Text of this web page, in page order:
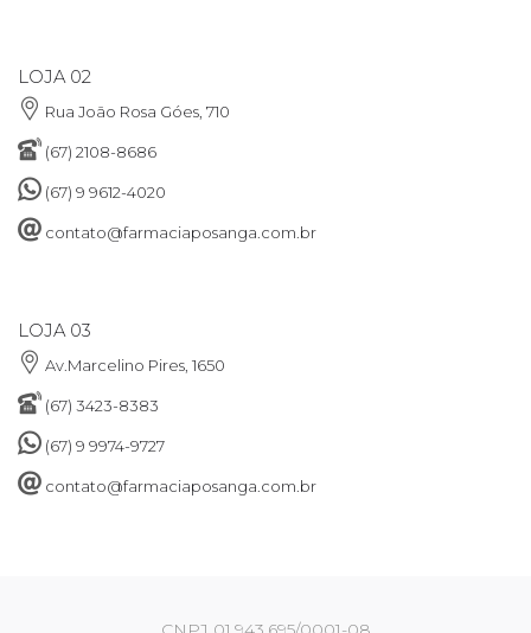
LOJA 02
Rua João Rosa Góes, 710
(67) 2108-8686
(67) 9 9612-4020
contato@farmaciaposanga.com.br
LOJA 03
Av.Marcelino Pires, 1650
(67) 3423-8383
(67) 9 9974-9727
contato@farmaciaposanga.com.br